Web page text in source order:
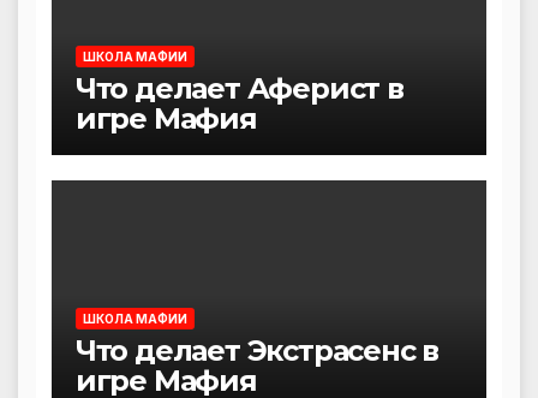
ШКОЛА МАФИИ
Что делает Аферист в
игре Мафия
ШКОЛА МАФИИ
Что делает Экстрасенс в
игре Мафия